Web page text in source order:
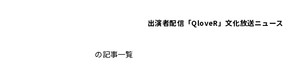
出演者配信「QloveR」文化放送ニュース
クイーンズクライマックス
の記事一覧